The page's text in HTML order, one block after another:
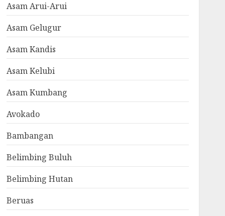
Asam Arui-Arui
Asam Gelugur
Asam Kandis
Asam Kelubi
Asam Kumbang
Avokado
Bambangan
Belimbing Buluh
Belimbing Hutan
Beruas